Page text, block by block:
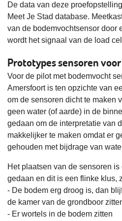
De data van deze
Meet Je Stad database.
van de bodemvochtsensor door
wordt het signaal van de load
Prototypes sensoren
Voor de pilot met bodemvocht
Amersfoort is ten opzichte van
om de sensoren dicht te maken
geen water (of aarde) in de
gedaan om de interpretatie van
makkelijker te maken omdat er
gehouden met bijdrage van
Het plaatsen van de sensoren
gedaan en dit is een flinke klus,
- De bodem erg droog is, dan
de kamer van de grondboor
- Er wortels in de bodem zitten